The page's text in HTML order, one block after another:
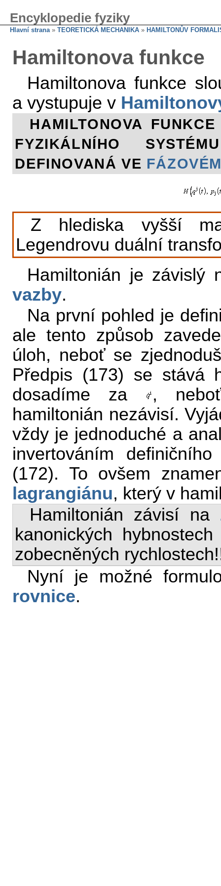
Encyklopedie fyziky
Hlavní strana» TEORETICKÁ MECHANIKA » HAMILTONŮV
Hamiltonova funkce
Hamiltonova funkce
a vystupuje v
HAMILTONOVA
FYZIKÁLNÍHO
DEFINOVANÁ VE
Z hlediska vyšší
Legendrovu duální
Hamiltonián je
vazby.
Na první pohled je
ale tento způsob
úloh, neboť se
Předpis (173) se stává
dosadíme za
,
hamiltonián nezávisí.
vždy je jednoduché a
invertováním
(172). To ovšem
lagrangiánu, který v
Hamiltonián závisí na
kanonických
zobecněných
Nyní je možné
rovnice.